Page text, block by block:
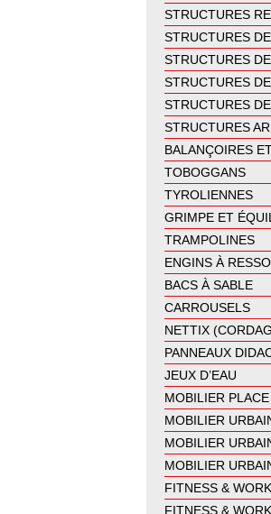
STRUCTURES
STRUCTURES
STRUCTURES
STRUCTURES
STRUCTURES
STRUCTURES
BALANÇOIRES
TOBOGGANS
TYROLIENNES
GRIMPE ET
TRAMPOLINES
ENGINS À
BACS À SABLE
CARROUSELS
NETTIX
PANNEAUX
JEUX D’EAU
MOBILIER
MOBILIER
MOBILIER
MOBILIER
FITNESS &
FITNESS &